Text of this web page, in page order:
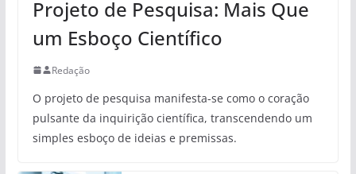
Projeto de Pesquisa: Mais Que
um Esboço Científico
Redação
O projeto de pesquisa manifesta-se como o coração
pulsante da inquirição científica, transcendendo um
simples esboço de ideias e premissas.